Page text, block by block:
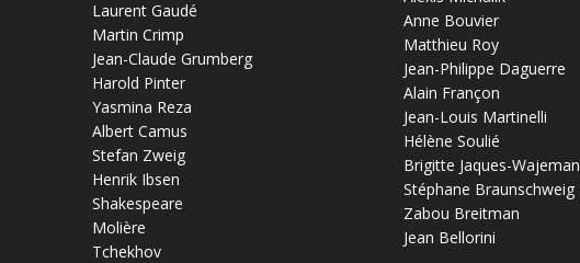
Laurent Gaudé
Martin Crimp
Jean-Claude Grumberg
Harold Pinter
Yasmina Reza
Albert Camus
Stefan Zweig
Henrik Ibsen
Shakespeare
Molière
Tchekhov
Anne Bouvier
Matthieu Roy
Jean-Philippe Daguerre
Alain Françon
Jean-Louis Martinelli
Hélène Soulié
Brigitte Jaques-Wajeman
Stéphane Braunschweig
Zabou Breitman
Jean Bellorini